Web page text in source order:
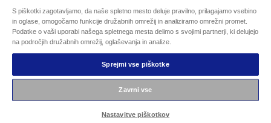
Kontaktirajte nas glede svojih podatkov
Informacije o piškotkih
Epsonova zavezanost dostopnosti
Avtorske pravice © 2026 Seiko Epson
S piškotki zagotavljamo, da naše spletno mesto deluje pravilno, prilagajamo vsebino
in oglase, omogočamo funkcije družabnih omrežij in analiziramo omrežni promet.
Podatke o vaši uporabi našega spletnega mesta delimo s svojimi partnerji, ki delujejo
na področjih družabnih omrežij, oglaševanja in analize.
Sprejmi vse piškotke
Zavrni vse
Nastavitve piškotkov